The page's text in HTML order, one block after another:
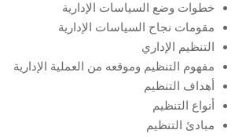
خطوات وضع السياسات الإدارية
مقومات نجاح السياسات الإدارية
التنظيم الإداري
مفهوم التنظيم وموقعه من العملية الإدارية
أهداف التنظيم
أنواع التنظيم
مبادئ التنظيم